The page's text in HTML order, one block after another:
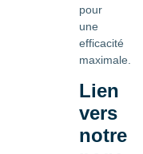
pour
une
efficacité
maximale.
Lien
vers
notre